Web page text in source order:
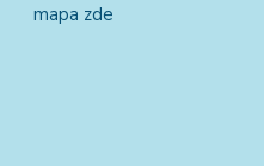
mapa zde